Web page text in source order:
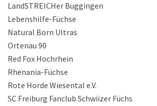
LandSTREICHer Buggingen
Lebenshilfe-Füchse
Natural Born Ultras
Ortenau 90
Red Fox Hochrhein
Rhenania-Füchse
Rote Horde Wiesental e.V.
SC Freiburg Fanclub Schwiizer Füchs